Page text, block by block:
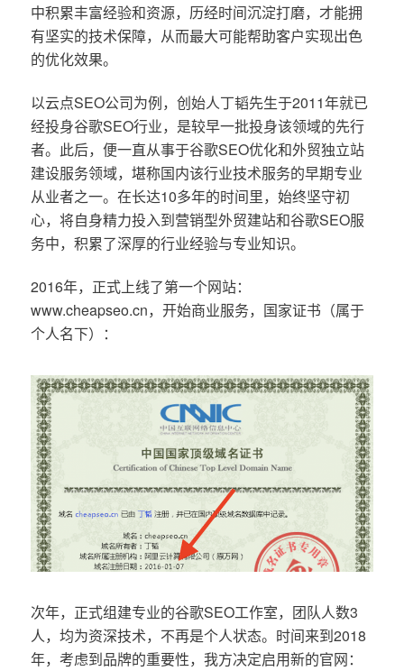
中积累丰富经验和资源，历经时间沉淀打磨，才能拥
有坚实的技术保障，从而最大可能帮助客户实现出色
的优化效果。
以云点SEO公司为例，创始人丁韬先生于2011年就已
经投身谷歌SEO行业，是较早一批投身该领域的先行
者。此后，便一直从事于谷歌SEO优化和外贸独立站
建设服务领域，堪称国内该行业技术服务的早期专业
从业者之一。在长达10多年的时间里，始终坚守初
心，将自身精力投入到营销型外贸建站和谷歌SEO服
务中，积累了深厚的行业经验与专业知识。
2016年，正式上线了第一个网站：
www.cheapseo.cn，开始商业服务，国家证书（属于
个人名下）：
次年，正式组建专业的谷歌SEO工作室，团队人数3
人，均为资深技术，不再是个人状态。时间来到2018
年，考虑到品牌的重要性，我方决定启用新的官网：